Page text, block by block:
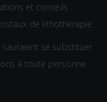
et conseils
de lithothérapie.
se substituer
à toute personne